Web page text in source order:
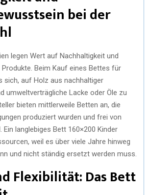
bei der
legen Wert auf Nachhaltigkeit und
Beim Kauf eines Bettes für
sich, auf Holz aus nachhaltiger
umweltverträgliche Lacke oder Öle zu
bieten mittlerweile Betten an, die
produziert wurden und frei von
langlebiges Bett 160×200 Kinder
weil es über viele Jahre hinweg
und nicht ständig ersetzt werden muss.
Flexibilität: Das Bett